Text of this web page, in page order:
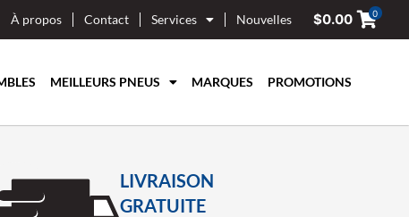
À propos Contact Services Nouvelles $0.00 0
MEILLEURS PNEUS MARQUES PROMOTIONS
LIVRAISON
GRATUITE